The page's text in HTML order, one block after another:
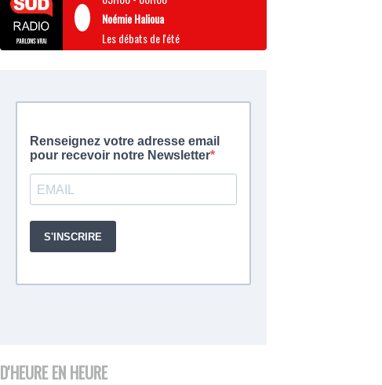
Noémie Halioua
Les débats de l'été
D'HEURE EN HEURE